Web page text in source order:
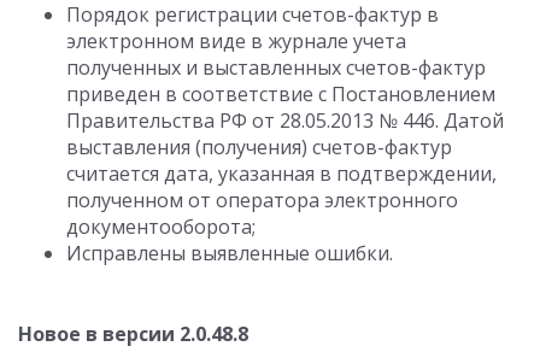
Порядок регистрации счетов-фактур в
электронном виде в журнале учета
полученных и выставленных счетов-фактур
приведен в соответствие с Постановлением
Правительства РФ от 28.05.2013 № 446. Датой
выставления (получения) счетов-фактур
считается дата, указанная в подтверждении,
полученном от оператора электронного
документооборота;
Исправлены выявленные ошибки.
Новое в версии 2.0.48.8